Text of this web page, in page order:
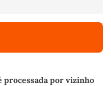
processada por vizinho